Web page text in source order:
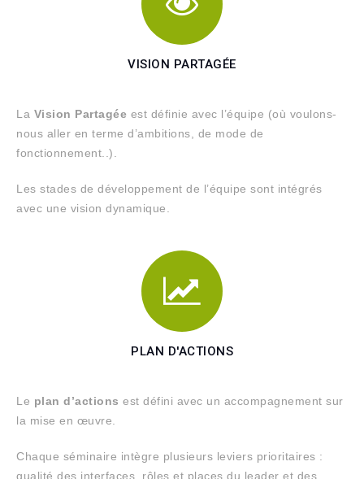
VISION PARTAGÉE
La Vision Partagée est définie avec l’équipe (où voulons-
nous aller en terme d’ambitions, de mode de
fonctionnement..).
Les stades de développement de l’équipe sont intégrés
avec une vision dynamique.
PLAN D'ACTIONS
Le plan d’actions est défini avec un accompagnement sur
la mise en œuvre.
Chaque séminaire intègre plusieurs leviers prioritaires :
qualité des interfaces, rôles et places du leader et des